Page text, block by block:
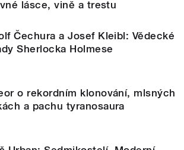
lásce, vině a trestu
Čechura a Josef Kleibl: Vědecké
Sherlocka Holmese
o rekordním klonování, mlsných
a pachu tyranosaura